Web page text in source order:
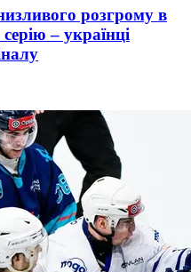
розгрому в
– українці